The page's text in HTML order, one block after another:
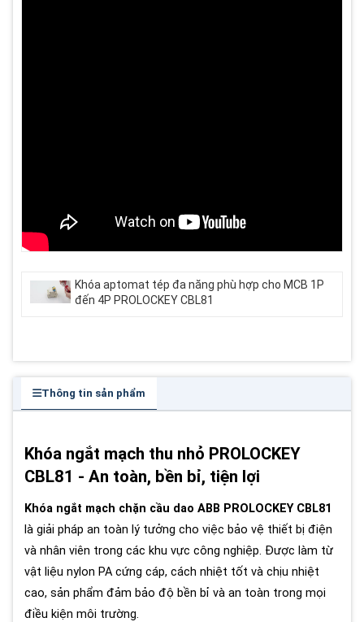
Khóa aptomat tép đa năng phù hợp cho MCB 1P
đến 4P PROLOCKEY CBL81
Thông tin sản phẩm
Khóa ngắt mạch thu nhỏ PROLOCKEY
CBL81 - An toàn, bền bỉ, tiện lợi
Khóa ngắt mạch chặn cầu dao ABB PROLOCKEY CBL81
là giải pháp an toàn lý tưởng cho việc bảo vệ thiết bị điện
và nhân viên trong các khu vực công nghiệp. Được làm từ
vật liệu nylon PA cứng cáp, cách nhiệt tốt và chịu nhiệt
cao, sản phẩm đảm bảo độ bền bỉ và an toàn trong mọi
điều kiện môi trường.